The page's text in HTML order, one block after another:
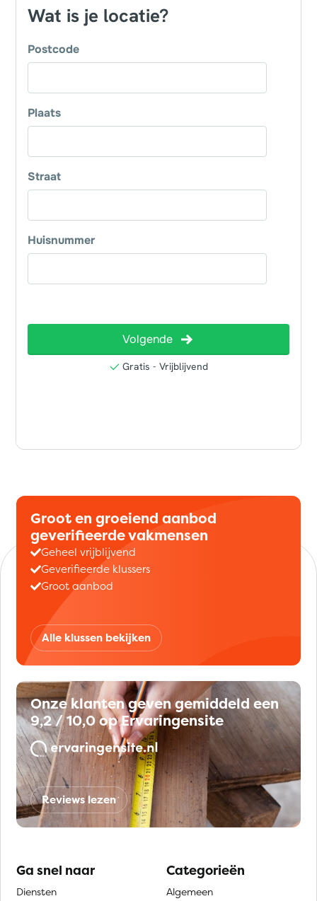
Groot en groeiend aanbod
geverifieerde vakmensen
Geheel vrijblijvend
Geverifieerde klussers
Groot aanbod
Alle klussen bekijken
Onze klanten geven gemiddeld een
9,2 / 10,0 op Ervaringensite
Reviews lezen
Ga snel naar
Diensten
Categorieën
Algemeen